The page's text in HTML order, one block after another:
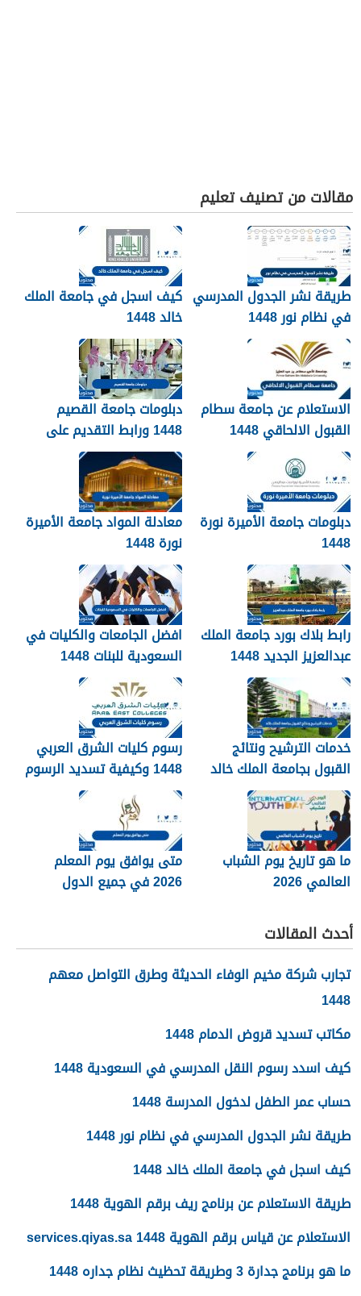
مقالات من تصنيف تعليم
طريقة نشر الجدول المدرسي
في نظام نور 1448
كيف اسجل في جامعة الملك
خالد 1448
الاستعلام عن جامعة سطام
القبول الالحاقي 1448
دبلومات جامعة القصيم
1448 ورابط التقديم على
دبلومات جامعة القصيم
qudcss.com
دبلومات جامعة الأميرة نورة
1448
معادلة المواد جامعة الأميرة
نورة 1448
رابط بلاك بورد جامعة الملك
عبدالعزيز الجديد 1448
blackboard kau
افضل الجامعات والكليات في
السعودية للبنات 1448
خدمات الترشيح ونتائج
القبول بجامعة الملك خالد
1448
رسوم كليات الشرق العربي
1448 وكيفية تسديد الرسوم
ما هو تاريخ يوم الشباب
العالمي 2026
متى يوافق يوم المعلم
2026 في جميع الدول
أحدث المقالات
تجارب شركة مخيم الوفاء الحديثة وطرق التواصل معهم
1448
مكاتب تسديد قروض الدمام 1448
كيف اسدد رسوم النقل المدرسي في السعودية 1448
حساب عمر الطفل لدخول المدرسة 1448
طريقة نشر الجدول المدرسي في نظام نور 1448
كيف اسجل في جامعة الملك خالد 1448
طريقة الاستعلام عن برنامج ريف برقم الهوية 1448
الاستعلام عن قياس برقم الهوية 1448 services.qiyas.sa
ما هو برنامج جدارة 3 وطريقة تحظيث نظام جداره 1448